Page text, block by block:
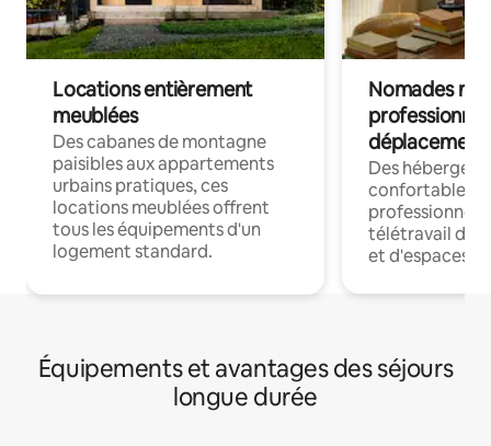
Locations entièrement
meublées
Des cabanes de montagne
paisibles aux appartements
urbains pratiques, ces
locations meublées offrent
tous les équipements d'un
logement standard.
Nomades
déplacement
Des
confortables
professionnels
télétravail
et d'espaces
Équipements et avantages des séjours
longue durée